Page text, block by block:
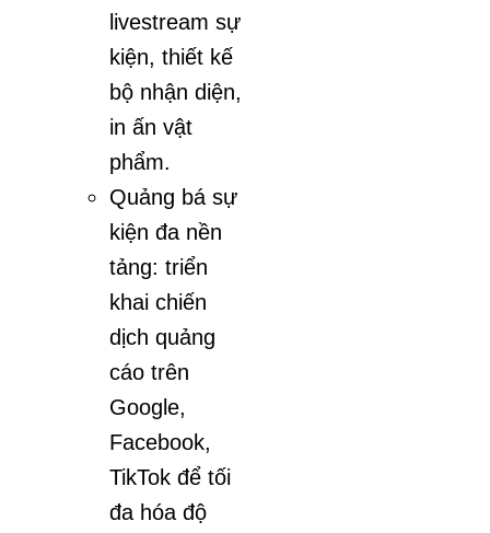
livestream sự
kiện, thiết kế
bộ nhận diện,
in ấn vật
phẩm.
Quảng bá sự
kiện đa nền
tảng: triển
khai chiến
dịch quảng
cáo trên
Google,
Facebook,
TikTok để tối
đa hóa độ